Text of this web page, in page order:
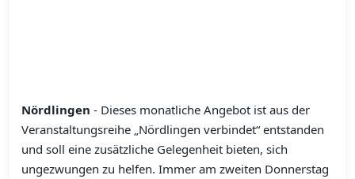
Nördlingen - Dieses monatliche Angebot ist aus der
Veranstaltungsreihe „Nördlingen verbindet“ entstanden
und soll eine zusätzliche Gelegenheit bieten, sich
ungezwungen zu helfen. Immer am zweiten Donnerstag